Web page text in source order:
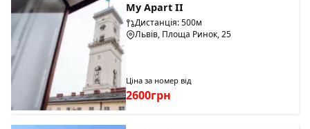
My Apart II
Дистанція: 500м
Львів, Площа Ринок, 25
Ціна за номер від
2600грн